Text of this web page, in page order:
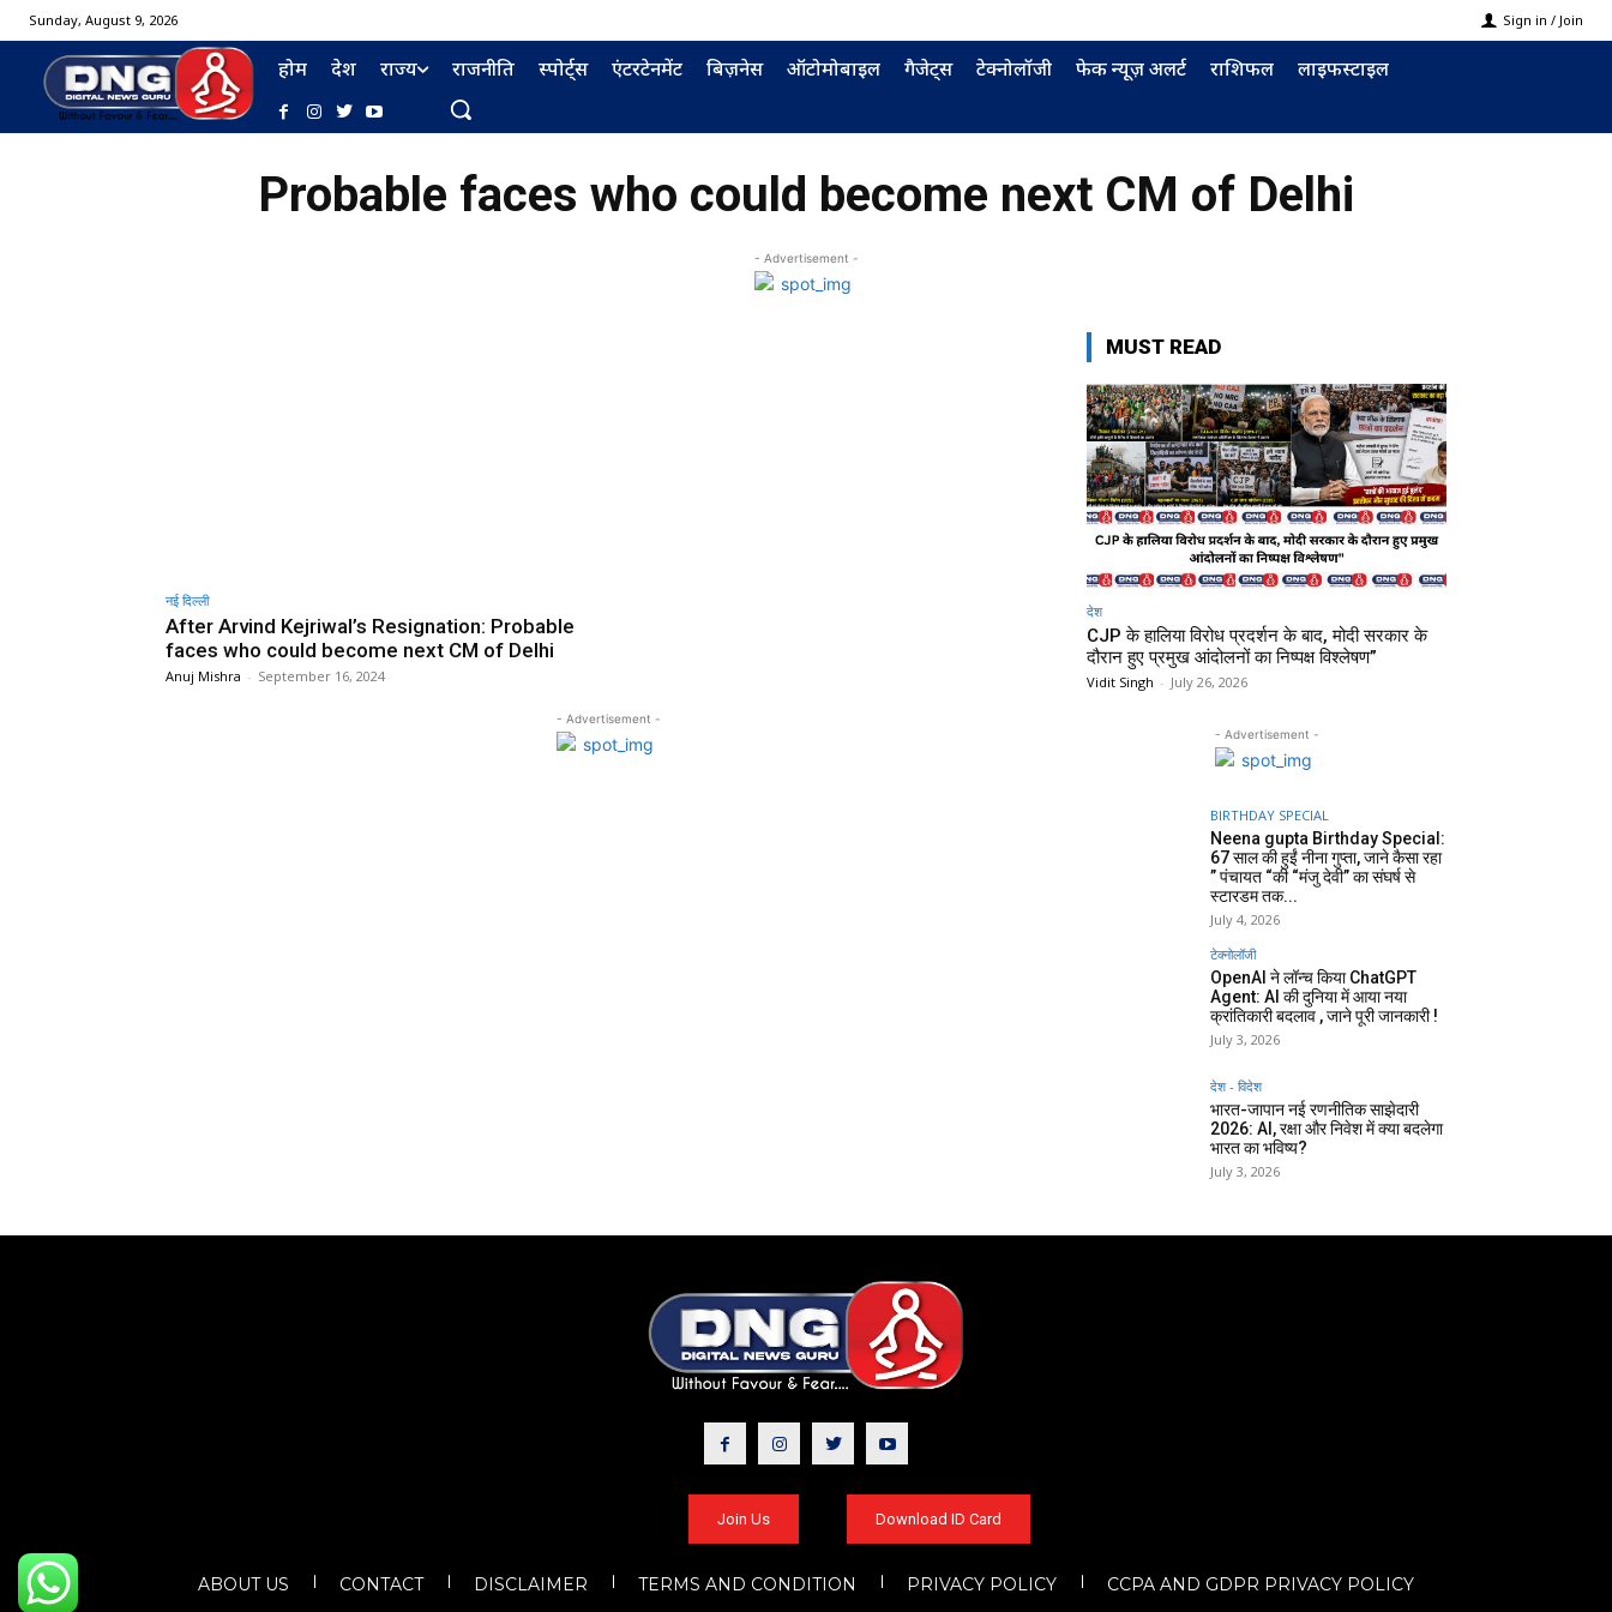
Sunday, August 9, 2026 Sign in / Join
होम देश राज्य राजनीति स्पोर्ट्स एंटरटेनमेंट बिज़नेस ऑटोमोबाइल गैजेट्स टेक्नोलॉजी फेक न्यूज़ अलर्ट राशिफल लाइफस्टाइल
Probable faces who could become next CM of Delhi
- Advertisement -
नई दिल्ली
After Arvind Kejriwal’s Resignation: Probable
faces who could become next CM of Delhi
Anuj Mishra - September 16, 2024
- Advertisement -
MUST READ
देश
CJP के हालिया विरोध प्रदर्शन के बाद, मोदी सरकार के
दौरान हुए प्रमुख आंदोलनों का निष्पक्ष विश्लेषण”
Vidit Singh - July 26, 2026
- Advertisement -
BIRTHDAY SPECIAL
Neena gupta Birthday Special:
67 साल की हुईं नीना गुप्ता, जाने कैसा रहा
” पंचायत “की “मंजु देवी” का संघर्ष से
स्टारडम तक...
July 4, 2026
टेक्नोलॉजी
OpenAI ने लॉन्च किया ChatGPT
Agent: AI की दुनिया में आया नया
क्रांतिकारी बदलाव , जाने पूरी जानकारी !
July 3, 2026
देश - विदेश
भारत-जापान नई रणनीतिक साझेदारी
2026: AI, रक्षा और निवेश में क्या बदलेगा
भारत का भविष्य?
July 3, 2026
Join Us Download ID Card
ABOUT US CONTACT DISCLAIMER TERMS AND CONDITION PRIVACY POLICY CCPA AND GDPR PRIVACY POLICY